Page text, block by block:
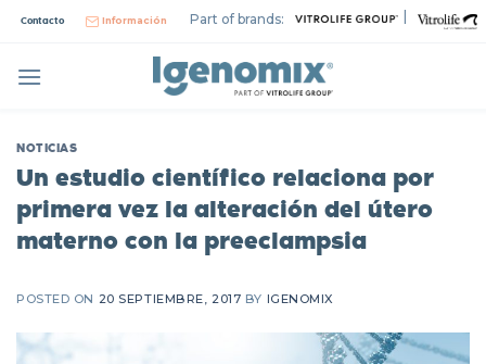
Contacto Información Part of brands:
NOTICIAS
Un estudio científico relaciona por
primera vez la alteración del útero
materno con la preeclampsia
POSTED ON 20 SEPTIEMBRE, 2017 BY IGENOMIX